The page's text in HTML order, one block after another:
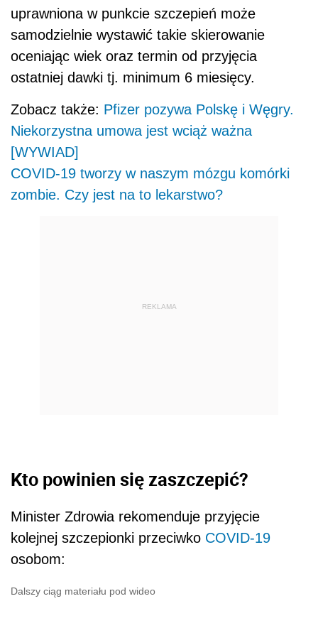
uprawniona w punkcie szczepień może
samodzielnie wystawić takie skierowanie
oceniając wiek oraz termin od przyjęcia
ostatniej dawki tj. minimum 6 miesięcy.
Zobacz także: Pfizer pozywa Polskę i Węgry.
Niekorzystna umowa jest wciąż ważna
[WYWIAD]
COVID-19 tworzy w naszym mózgu komórki
zombie. Czy jest na to lekarstwo?
REKLAMA
Kto powinien się zaszczepić?
Minister Zdrowia rekomenduje przyjęcie
kolejnej szczepionki przeciwko COVID-19
osobom:
Dalszy ciąg materiału pod wideo